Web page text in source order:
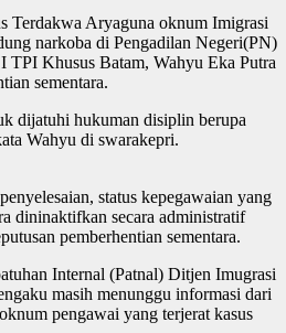
Terdakwa Aryaguna oknum Imigrasi
narkoba di Pengadilan Negeri(PN)
TPI Khusus Batam, Wahyu Eka Putra
sementara.
dijatuhi hukuman disiplin berupa
Wahyu di swarakepri.
status kepegawaian yang
dininaktifkan secara administratif
pemberhentian sementara.
Internal (Patnal) Ditjen Imugrasi
masih menunggu informasi dari
pengawai yang terjerat kasus